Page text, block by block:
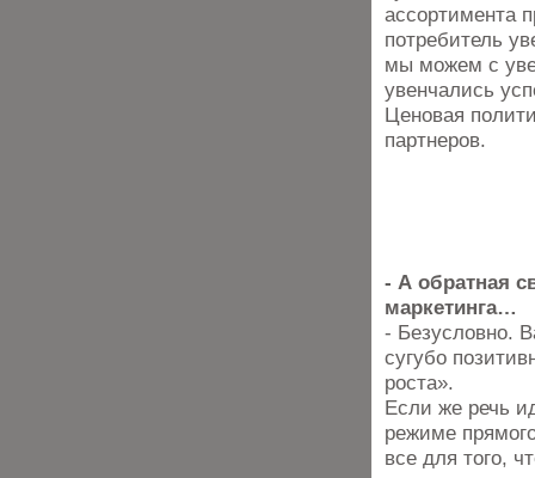
ассортимента
потребитель
мы можем с
увенчались
Ценовая
партнеров.
- А обратная
маркетинга…
- Безусловно.
сугубо
роста».
Если же речь
режиме
все для того,